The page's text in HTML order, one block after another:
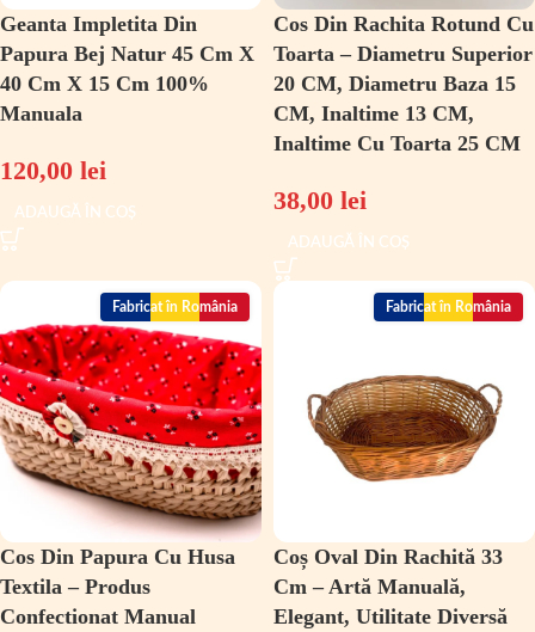
Geanta Impletita Din
Papura Bej Natur 45 Cm X
40 Cm X 15 Cm 100%
Manuala
120,00 lei
ADAUGĂ ÎN COȘ
Cos Din Rachita Rotund Cu
Toarta – Diametru Superior
20 CM, Diametru Baza 15
CM, Inaltime 13 CM,
Inaltime Cu Toarta 25 CM
38,00 lei
ADAUGĂ ÎN COȘ
Fabricat în România
Cos Din Papura Cu Husa
Textila – Produs
Confectionat Manual
Fabricat în România
Coș Oval Din Rachită 33
Cm – Artă Manuală,
Elegant, Utilitate Diversă